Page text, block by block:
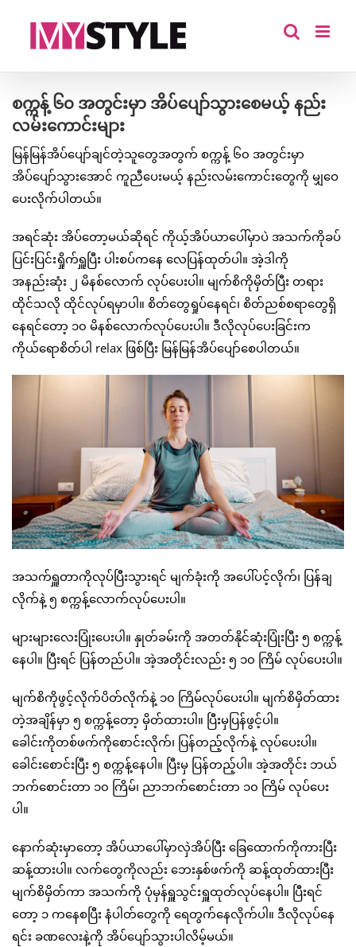
စက္ကန့် ၆၀ အတွင်းမှာ အိပ်ပျော်သွားစေမယ့် နည်း
လမ်းကောင်းများ
မြန်မြန်အိပ်ပျော်ချင်တဲ့သူတွေအတွက် စက္ကန့် ၆၀ အတွင်းမှာ
အိပ်ပျော်သွားအောင် ကူညီပေးမယ့် နည်းလမ်းကောင်းတွေကို မျှဝေ
ပေးလိုက်ပါတယ်။
အရင်ဆုံး အိပ်တော့မယ်ဆိုရင် ကိုယ့်အိပ်ယာပေါ်မှာပဲ အသက်ကိုခပ်
ပြင်းပြင်းရှိုက်ရှူပြီး ပါးစပ်ကနေ လေပြန်ထုတ်ပါ။ အဲ့ဒါကို
အနည်းဆုံး ၂ မိနစ်လောက် လုပ်ပေးပါ။ မျက်စိကိုမှိတ်ပြီး တရား
ထိုင်သလို ထိုင်လုပ်ရမှာပါ။ စိတ်တွေရှုပ်နေရင်၊ စိတ်ညစ်စရာတွေရှိ
နေရင်တော့ ၁၀ မိနစ်လောက်လုပ်ပေးပါ။ ဒီလိုလုပ်ပေးခြင်းက
ကိုယ်ရောစိတ်ပါ relax ဖြစ်ပြီး မြန်မြန်အိပ်ပျော်စေပါတယ်။
အသက်ရှူတာကိုလုပ်ပြီးသွားရင် မျက်ခုံးကို အပေါ်ပင့်လိုက်၊ ပြန်ချ
လိုက်နဲ့ ၅ စက္ကန့်လောက်လုပ်ပေးပါ။
များများလေးပြုံးပေးပါ။ နှုတ်ခမ်းကို အတတ်နိုင်ဆုံးပြုံးပြီး ၅ စက္ကန့်
နေပါ။ ပြီးရင် ပြန်တည်ပါ။ အဲ့အတိုင်းလည်း ၅ ၁၀ ကြိမ် လုပ်ပေးပါ။
မျက်စိကိုဖွင့်လိုက်ပိတ်လိုက်နဲ့ ၁၀ ကြိမ်လုပ်ပေးပါ။ မျက်စိမှိတ်ထား
တဲ့အချိန်မှာ ၅ စက္ကန့်တော့ မှိတ်ထားပါ။ ပြီးမှပြန်ဖွင့်ပါ။
ခေါင်းကိုတစ်ဖက်ကိုစောင်းလိုက်၊ ပြန်တည့်လိုက်နဲ့ လုပ်ပေးပါ။
ခေါင်းစောင်းပြီး ၅ စက္ကန့်နေပါ။ ပြီးမှ ပြန်တည့်ပါ။ အဲ့အတိုင်း ဘယ်
ဘက်စောင်းတာ ၁၀ ကြိမ်၊ ညာဘက်စောင်းတာ ၁၀ ကြိမ် လုပ်ပေး
ပါ။
နောက်ဆုံးမှာတော့ အိပ်ယာပေါ်မှာလှဲအိပ်ပြီး ခြေထောက်ကိုကားပြီး
ဆန့်ထားပါ။ လက်တွေကိုလည်း ဘေးနှစ်ဖက်ကို ဆန့်ထုတ်ထားပြီး
မျက်စိမှိတ်ကာ အသက်ကို ပုံမှန်ရှူသွင်းရှူထုတ်လုပ်နေပါ။ ပြီးရင်
တော့ ၁ ကနေစပြီး နံပါတ်တွေကို ရေတွက်နေလိုက်ပါ။ ဒီလိုလုပ်နေ
ရင်း ခဏလေးနဲ့ကို အိပ်ပျော်သွားပါလိမ့်မယ်။